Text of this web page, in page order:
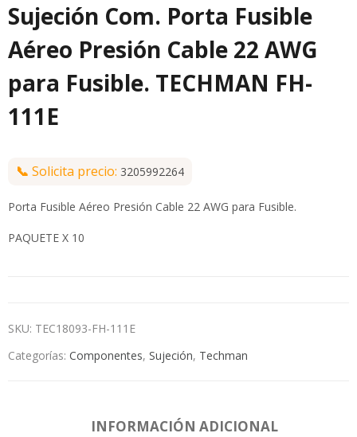
Sujeción Com. Porta Fusible
Aéreo Presión Cable 22 AWG
para Fusible. TECHMAN FH-
111E
📞 Solicita precio: 3205992264
Porta Fusible Aéreo Presión Cable 22 AWG para Fusible.
PAQUETE X 10
SKU: TEC18093-FH-111E
Categorías: Componentes, Sujeción, Techman
INFORMACIÓN ADICIONAL